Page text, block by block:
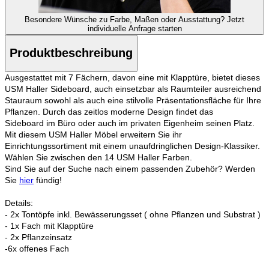
Besondere Wünsche zu Farbe, Maßen oder Ausstattung? Jetzt
individuelle Anfrage starten
Produktbeschreibung
Ausgestattet mit 7 Fächern, davon eine mit Klapptüre, bietet dieses
USM Haller Sideboard, auch einsetzbar als Raumteiler ausreichend
Stauraum sowohl als auch eine stilvolle Präsentationsfläche für Ihre
Pflanzen. Durch das zeitlos moderne Design findet das
Sideboard im Büro oder auch im privaten Eigenheim seinen Platz.
Mit diesem USM Haller Möbel erweitern Sie ihr
Einrichtungssortiment mit einem unaufdringlichen Design-Klassiker.
Wählen Sie zwischen den 14 USM Haller Farben.
Sind Sie auf der Suche nach einem passenden Zubehör? Werden
Sie hier fündig!
Details:
- 2x Tontöpfe inkl. Bewässerungsset ( ohne Pflanzen und Substrat )
- 1x Fach mit Klapptüre
- 2x Pflanzeinsatz
-6x offenes Fach